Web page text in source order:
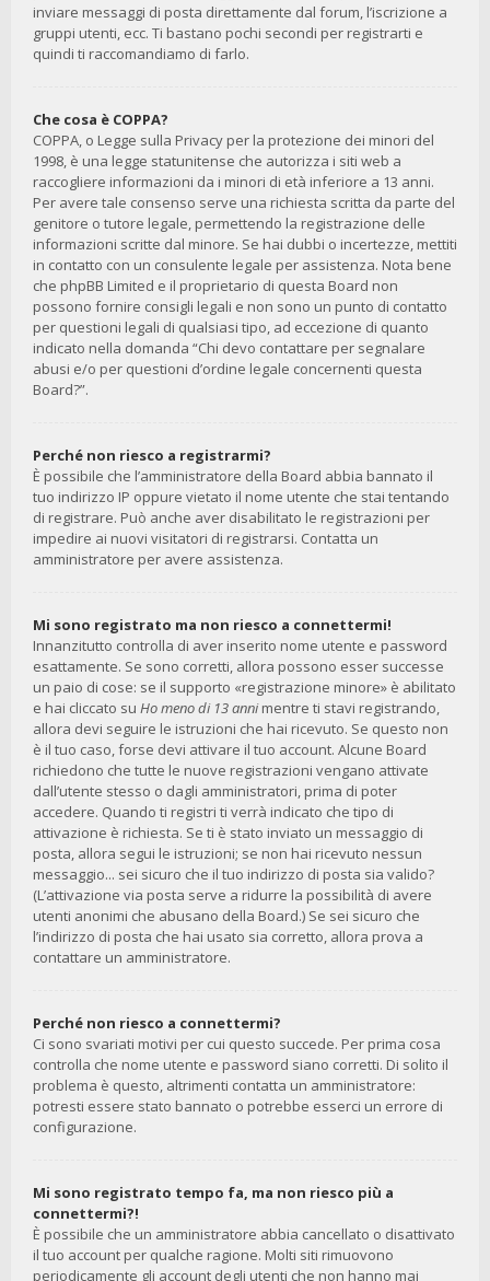
inviare messaggi di posta direttamente dal forum, l’iscrizione a
gruppi utenti, ecc. Ti bastano pochi secondi per registrarti e
quindi ti raccomandiamo di farlo.
Che cosa è COPPA?
COPPA, o Legge sulla Privacy per la protezione dei minori del
1998, è una legge statunitense che autorizza i siti web a
raccogliere informazioni da i minori di età inferiore a 13 anni.
Per avere tale consenso serve una richiesta scritta da parte del
genitore o tutore legale, permettendo la registrazione delle
informazioni scritte dal minore. Se hai dubbi o incertezze, mettiti
in contatto con un consulente legale per assistenza. Nota bene
che phpBB Limited e il proprietario di questa Board non
possono fornire consigli legali e non sono un punto di contatto
per questioni legali di qualsiasi tipo, ad eccezione di quanto
indicato nella domanda “Chi devo contattare per segnalare
abusi e/o per questioni d’ordine legale concernenti questa
Board?”.
Perché non riesco a registrarmi?
È possibile che l’amministratore della Board abbia bannato il
tuo indirizzo IP oppure vietato il nome utente che stai tentando
di registrare. Può anche aver disabilitato le registrazioni per
impedire ai nuovi visitatori di registrarsi. Contatta un
amministratore per avere assistenza.
Mi sono registrato ma non riesco a connettermi!
Innanzitutto controlla di aver inserito nome utente e password
esattamente. Se sono corretti, allora possono esser successe
un paio di cose: se il supporto «registrazione minore» è abilitato
e hai cliccato su Ho meno di 13 annimentre ti stavi registrando,
allora devi seguire le istruzioni che hai ricevuto. Se questo non
è il tuo caso, forse devi attivare il tuo account. Alcune Board
richiedono che tutte le nuove registrazioni vengano attivate
dall’utente stesso o dagli amministratori, prima di poter
accedere. Quando ti registri ti verrà indicato che tipo di
attivazione è richiesta. Se ti è stato inviato un messaggio di
posta, allora segui le istruzioni; se non hai ricevuto nessun
messaggio... sei sicuro che il tuo indirizzo di posta sia valido?
(L’attivazione via posta serve a ridurre la possibilità di avere
utenti anonimi che abusano della Board.) Se sei sicuro che
l’indirizzo di posta che hai usato sia corretto, allora prova a
contattare un amministratore.
Perché non riesco a connettermi?
Ci sono svariati motivi per cui questo succede. Per prima cosa
controlla che nome utente e password siano corretti. Di solito il
problema è questo, altrimenti contatta un amministratore:
potresti essere stato bannato o potrebbe esserci un errore di
configurazione.
Mi sono registrato tempo fa, ma non riesco più a
connettermi?!
È possibile che un amministratore abbia cancellato o disattivato
il tuo account per qualche ragione. Molti siti rimuovono
periodicamente gli account degli utenti che non hanno mai